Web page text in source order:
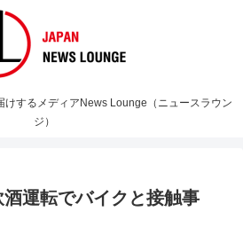
けするメディアNews Lounge（ニュースラウン
ジ）
運転でバイクと接触事